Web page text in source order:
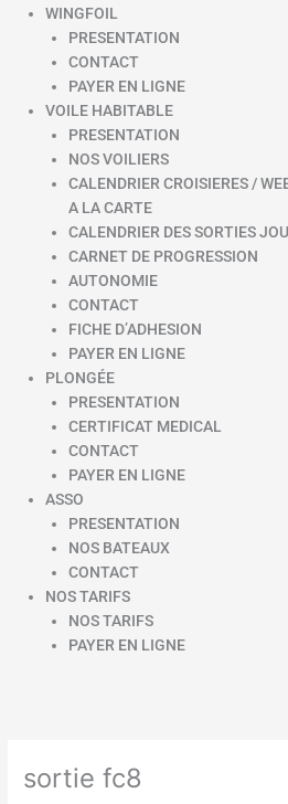
WINGFOIL
PRESENTATION
CONTACT
PAYER EN LIGNE
VOILE HABITABLE
PRESENTATION
NOS VOILIERS
CALENDRIER CROISIERES /
A LA CARTE
CALENDRIER DES SORTIES
CARNET DE PROGRESSION
AUTONOMIE
CONTACT
FICHE D’ADHESION
PAYER EN LIGNE
PLONGÉE
PRESENTATION
CERTIFICAT MEDICAL
CONTACT
PAYER EN LIGNE
ASSO
PRESENTATION
NOS BATEAUX
CONTACT
NOS TARIFS
NOS TARIFS
PAYER EN LIGNE
sortie fc8